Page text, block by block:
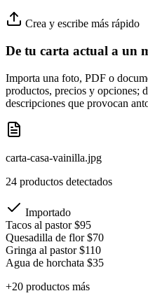
Crea y escribe más rápido
De tu carta actual a un
Importa una foto, PDF o
productos, precios y opciones;
descripciones que provocan
carta-casa-vainilla.jpg
24 productos detectados
Importado
Tacos al pastor $95
Quesadilla de flor $70
Gringa al pastor $110
Agua de horchata $35
+20 productos más